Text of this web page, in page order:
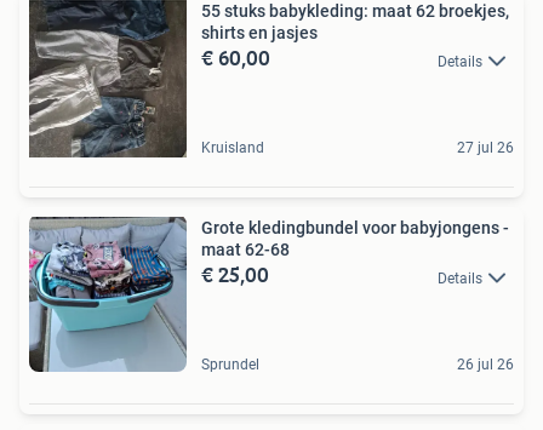
55 stuks babykleding: maat 62 broekjes,
shirts en jasjes
€ 60,00 Details
Kruisland 27 jul 26
Grote kledingbundel voor babyjongens -
maat 62-68
€ 25,00 Details
Sprundel 26 jul 26